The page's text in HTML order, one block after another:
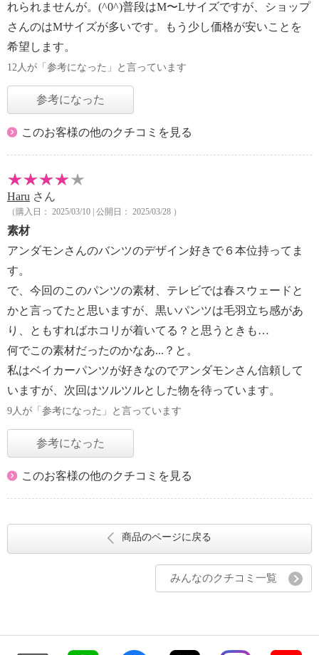
れられませんが。(^0^)普段はM〜Lサイズですが、ショップ
さんのはMサイズが多いです。もう少し価格が安いことを
希望します。
12人が「参考になった」と言っています
参考になった
このお客様の他のクチコミを見る
Haru さん
（購入日： 2025/03/10 | 公開日： 2025/03/28 ）
素材
アンダモンさんのバンツのデザイン好きで６本位持ってま
す。
で、今回のこのパンツの素材、テレビでは春スウェードと
かと言ってたと思いますが、黒いパンツは毛羽立ち感があ
り、ともすればホコリが着いてる？と思うときも…
何でこの素材だったのかなあ...？と。
私はベイカーパンツが好きなのでアンダモンさん信頼して
いますが、次回はツルツルとした物を待っています。
9人が「参考になった」と言っています
参考になった
このお客様の他のクチコミを見る
商品のページに戻る
みんなのクチコミ一覧